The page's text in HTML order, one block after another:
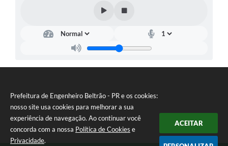
Prefeitura de Engenheiro Beltrão - PR e os cookies:
nosso site usa cookies para melhorar a sua
experiência de navegação. Ao continuar você
concorda com a nossa Política de Cookies e
Privacidade.
ACEITAR